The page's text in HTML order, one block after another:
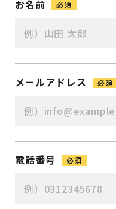
お名前 必須
メールアドレス 必須
電話番号 必須